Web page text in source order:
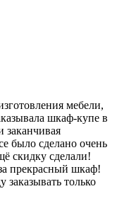
мебели,
шкаф-купе в
заканчивая
было сделано очень
скидку сделали!
прекрасный шкаф!
заказывать только